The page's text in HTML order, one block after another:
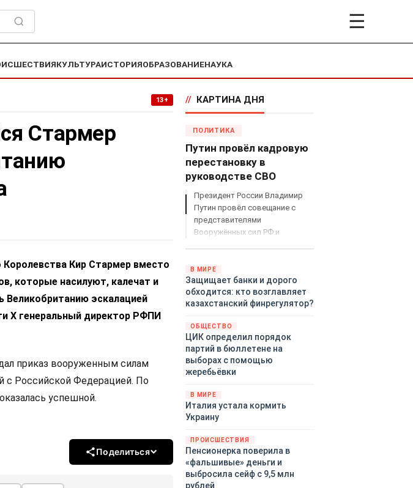
☰
КУЛЬТУРАИСТОРИЯОБРАЗОВАНИЕНАУКА
13+
Стармер
Кир Стармер вместо
которые насилуют, калечат и
Великобританию эскалацией
X генеральный директор РФПИ
приказ вооруженным силам
с Российской Федерацией. По
успешной.
Поделиться
// КАРТИНА ДНЯ
ПОЛИТИКА
Путин провёл кадровую
перестановку в
руководстве СВО
Президент России Владимир
Путин провёл совещание с
представителями
Вооружённых сил РФ и
руководстве спецоперацией.
В МИРЕ
Защищает банки и дорого
обходится: кто возглавляет
казахстанский финрегулятор?
ОБЩЕСТВО
ЦИК определил порядок
партий в бюллетене на
выборах с помощью
жеребьёвки
В МИРЕ
Италия устала кормить
Украину
ПРОИСШЕСТВИЯ
Пенсионерка поверила в
«фальшивые» деньги и
выбросила сейф с 9,5 млн
рублей